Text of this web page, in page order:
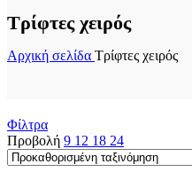
Τρίφτες χειρός
Αρχική σελίδα Τρίφτες χειρός
Φίλτρα
Προβολή 9 12 18 24